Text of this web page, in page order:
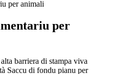
per
barriera di stampa viva
Saccu di fondu pianu per